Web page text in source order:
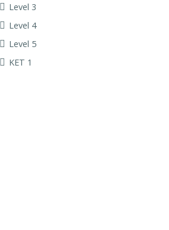
Level 3
Level 4
Level 5
KET 1